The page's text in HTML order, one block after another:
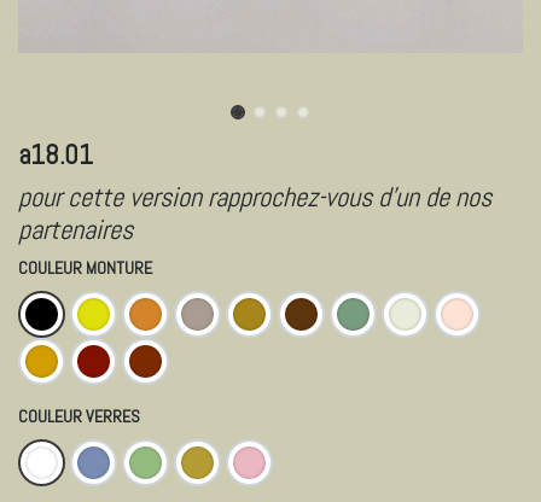
​a18.01
pour cette version rapprochez-vous d'un de nos
partenaires
COULEUR MONTURE
COULEUR VERRES